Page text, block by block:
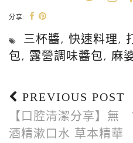
分享:
三杯醬, 快速料理,
包, 露營調味醬包, 麻
PREVIOUS POST
【口腔清潔分享】無
酒精漱口水 草本精華